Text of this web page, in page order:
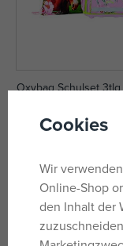
Oxybag Schulset 3tlg
auf Lager
Cookies
Wir
Online-Shop
den Inhalt der